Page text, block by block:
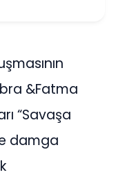
&Fatma
“Savaşa
damga